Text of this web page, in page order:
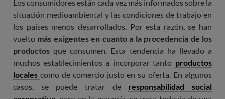
Los consumidores están cada vez más informados sobre la
situación medioambiental y las condiciones de trabajo en
los países menos desarrollados. Por esta razón, se han
vuelto más exigentes en cuanto a la procedencia de los
productos que consumen. Esta tendencia ha llevado a
muchos establecimientos a incorporar tanto productos
locales como de comercio justo en su oferta. En algunos
casos, se puede tratar de responsabilidad social